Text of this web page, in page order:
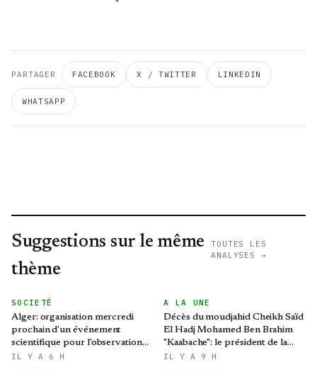
PARTAGER FACEBOOK X / TWITTER LINKEDIN
WHATSAPP
Suggestions sur le même
thème
TOUTES LES
ANALYSES →
SOCIETÉ
Alger: organisation mercredi
prochain d'un événement
scientifique pour l'observation
de l'éclipse solaire partielle
IL Y A 6 H
A LA UNE
Décès du moudjahid Cheikh Saïd
El Hadj Mohamed Ben Brahim
"Kaabache": le président de la
République présente ses
IL Y A 9 H